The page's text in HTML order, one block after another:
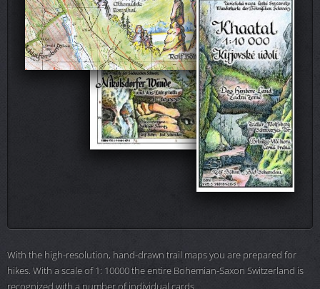
With the high-resolution, hand-drawn trail maps you are prepared for
hikes. With a scale of 1: 10000 the entire Bohemian-Saxon Switzerland is
recognized with a number of individual cards.